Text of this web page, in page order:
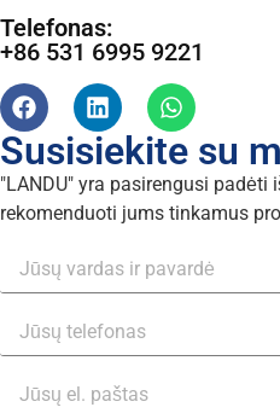
Telefonas:
+86 531 6995 9221
Susisiekite su
"LANDU" yra pasirengusi
rekomenduoti jums tinkamus